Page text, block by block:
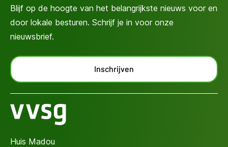
Blijf op de hoogte van het belangrijkste nieuws voor en
door lokale besturen. Schrijf je in voor onze
nieuwsbrief.
Inschrijven
Huis Madou